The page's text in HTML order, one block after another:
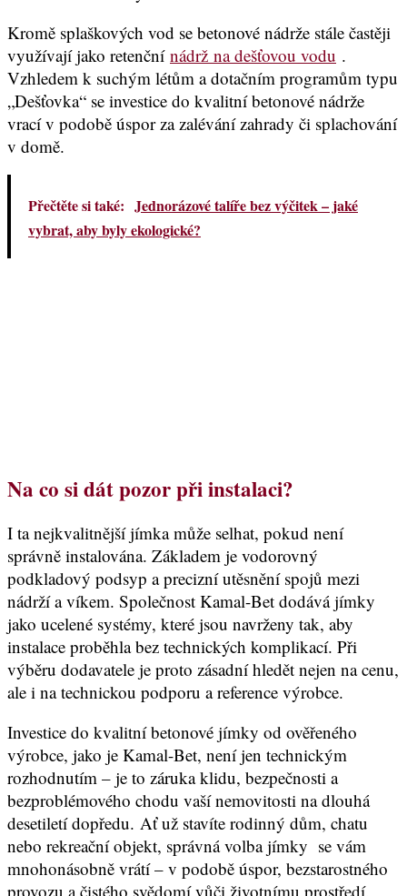
Kromě splaškových vod se betonové nádrže stále častěji
využívají jako retenční nádrž na dešťovou vodu .
Vzhledem k suchým létům a dotačním programům typu
„Dešťovka“ se investice do kvalitní betonové nádrže
vrací v podobě úspor za zalévání zahrady či splachování
v domě.
Přečtěte si také: Jednorázové talíře bez výčitek – jaké
vybrat, aby byly ekologické?
Na co si dát pozor při instalaci?
I ta nejkvalitnější jímka může selhat, pokud není
správně instalována. Základem je vodorovný
podkladový podsyp a precizní utěsnění spojů mezi
nádrží a víkem. Společnost Kamal-Bet dodává jímky
jako ucelené systémy, které jsou navrženy tak, aby
instalace proběhla bez technických komplikací. Při
výběru dodavatele je proto zásadní hledět nejen na cenu,
ale i na technickou podporu a reference výrobce.
Investice do kvalitní betonové jímky od ověřeného
výrobce, jako je Kamal-Bet, není jen technickým
rozhodnutím – je to záruka klidu, bezpečnosti a
bezproblémového chodu vaší nemovitosti na dlouhá
desetiletí dopředu. Ať už stavíte rodinný dům, chatu
nebo rekreační objekt, správná volba jímky se vám
mnohonásobně vrátí – v podobě úspor, bezstarostného
provozu a čistého svědomí vůči životnímu prostředí.